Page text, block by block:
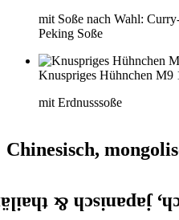
mit Soße nach Wahl:
Peking Soße
Knuspriges Hühnchen M9
mit Erdnusssoße
Chinesisch,
mongolisch,